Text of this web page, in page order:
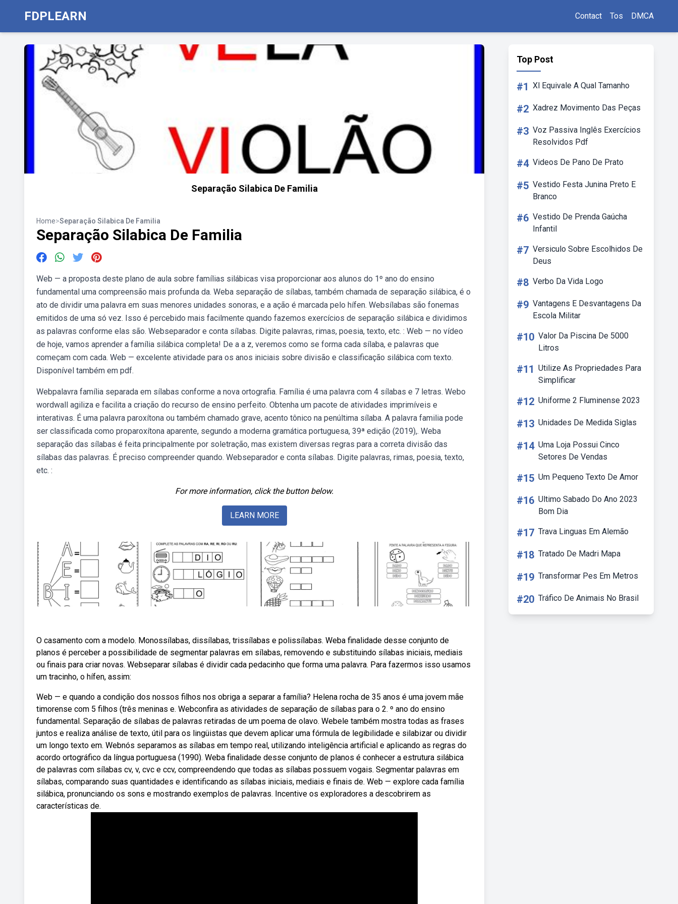
FDPLEARN Contact Tos DMCA
Separação Silabica De Familia
Home>Separação Silabica De Familia
Separação Silabica De Familia
Web — a proposta deste plano de aula sobre famílias silábicas visa proporcionar aos alunos do 1º ano do ensino
fundamental uma compreensão mais profunda da. Weba separação de sílabas, também chamada de separação silábica, é o
ato de dividir uma palavra em suas menores unidades sonoras, e a ação é marcada pelo hífen. Websílabas são fonemas
emitidos de uma só vez. Isso é percebido mais facilmente quando fazemos exercícios de separação silábica e dividimos
as palavras conforme elas são. Webseparador e conta sílabas. Digite palavras, rimas, poesia, texto, etc. : Web — no vídeo
de hoje, vamos aprender a família silábica completa! De a a z, veremos como se forma cada sílaba, e palavras que
começam com cada. Web — excelente atividade para os anos iniciais sobre divisão e classificação silábica com texto.
Disponível também em pdf.
Webpalavra família separada em sílabas conforme a nova ortografia. Família é uma palavra com 4 sílabas e 7 letras. Webo
wordwall agiliza e facilita a criação do recurso de ensino perfeito. Obtenha um pacote de atividades imprimíveis e
interativas. É uma palavra paroxítona ou também chamado grave, acento tônico na penúltima sílaba. A palavra familia pode
ser classificada como proparoxítona aparente, segundo a moderna gramática portuguesa, 39ª edição (2019),. Weba
separação das sílabas é feita principalmente por soletração, mas existem diversas regras para a correta divisão das
sílabas das palavras. É preciso compreender quando. Webseparador e conta sílabas. Digite palavras, rimas, poesia, texto,
etc. :
For more information, click the button below.
LEARN MORE
O casamento com a modelo. Monossílabas, dissílabas, trissílabas e polissílabas. Weba finalidade desse conjunto de
planos é perceber a possibilidade de segmentar palavras em sílabas, removendo e substituindo sílabas iniciais, mediais
ou finais para criar novas. Webseparar sílabas é dividir cada pedacinho que forma uma palavra. Para fazermos isso usamos
um tracinho, o hífen, assim:
Web — e quando a condição dos nossos filhos nos obriga a separar a família? Helena rocha de 35 anos é uma jovem mãe
timorense com 5 filhos (três meninas e. Webconfira as atividades de separação de sílabas para o 2. º ano do ensino
fundamental. Separação de sílabas de palavras retiradas de um poema de olavo. Webele também mostra todas as frases
juntos e realiza análise de texto, útil para os lingüistas que devem aplicar uma fórmula de legibilidade e silabizar ou dividir
um longo texto em. Webnós separamos as sílabas em tempo real, utilizando inteligência artificial e aplicando as regras do
acordo ortográfico da língua portuguesa (1990). Weba finalidade desse conjunto de planos é conhecer a estrutura silábica
de palavras com sílabas cv, v, cvc e ccv, compreendendo que todas as sílabas possuem vogais. Segmentar palavras em
sílabas, comparando suas quantidades e identificando as sílabas iniciais, mediais e finais de. Web — explore cada família
silábica, pronunciando os sons e mostrando exemplos de palavras. Incentive os exploradores a descobrirem as
características de.
Top Post
#1 Xl Equivale A Qual Tamanho
#2 Xadrez Movimento Das Peças
#3 Voz Passiva Inglês Exercícios
Resolvidos Pdf
#4 Videos De Pano De Prato
#5 Vestido Festa Junina Preto E
Branco
#6 Vestido De Prenda Gaúcha
Infantil
#7 Versiculo Sobre Escolhidos De
Deus
#8 Verbo Da Vida Logo
#9 Vantagens E Desvantagens Da
Escola Militar
#10 Valor Da Piscina De 5000
Litros
#11 Utilize As Propriedades Para
Simplificar
#12 Uniforme 2 Fluminense 2023
#13 Unidades De Medida Siglas
#14 Uma Loja Possui Cinco
Setores De Vendas
#15 Um Pequeno Texto De Amor
#16 Ultimo Sabado Do Ano 2023
Bom Dia
#17 Trava Linguas Em Alemão
#18 Tratado De Madri Mapa
#19 Transformar Pes Em Metros
#20 Tráfico De Animais No Brasil